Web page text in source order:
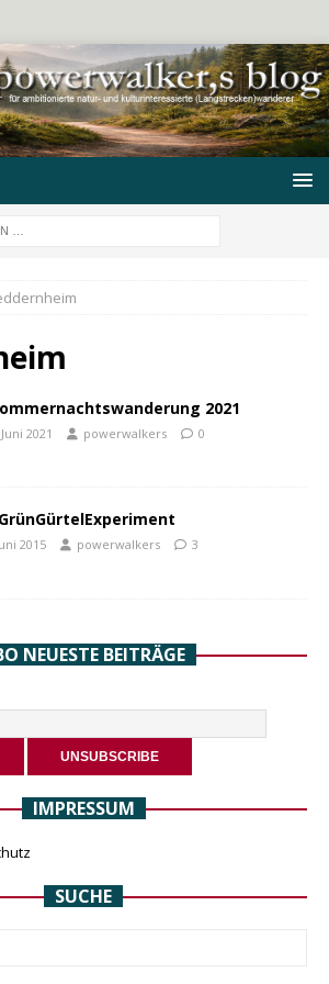
2021
2021 powerwalkers 0
2015 powerwalkers 3
NEUESTE BEITRÄGE
IMPRESSUM
SUCHE